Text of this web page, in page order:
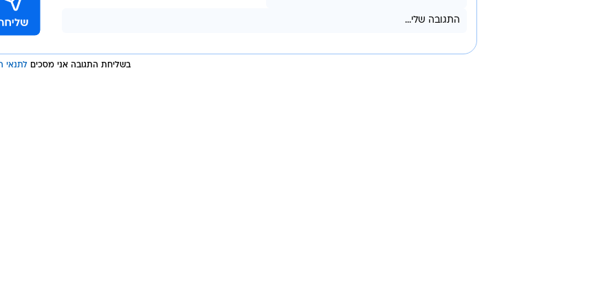
בשליחת התגובה אני מסכים לתנאי